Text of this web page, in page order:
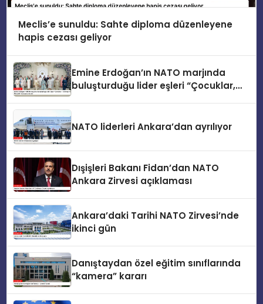
Meclis’e sunuldu: Sahte diploma düzenleyene
hapis cezası geliyor
Emine Erdoğan’ın NATO marjında
buluşturduğu lider eşleri “Çocuklar,
NATO liderleri Ankara’dan ayrılıyor
Dışişleri Bakanı Fidan’dan NATO
Ankara Zirvesi açıklaması
Ankara’daki Tarihi NATO Zirvesi’nde
ikinci gün
Danıştaydan özel eğitim sınıflarında
“kamera” kararı